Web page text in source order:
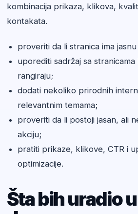
kombinacija prikaza, klikova,
kontakata.
proveriti da li stranica ima
uporediti sadržaj sa
rangiraju;
dodati nekoliko prirodnih
relevantnim temama;
proveriti da li postoji jasan, ali
akciju;
pratiti prikaze, klikove, CTR i
optimizacije.
Šta bih uradio